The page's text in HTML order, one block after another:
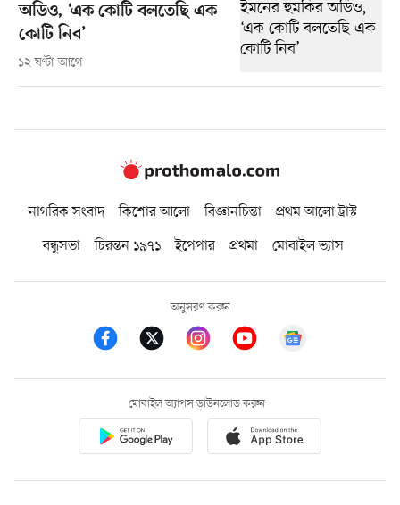
অডিও, ‘এক কোটি বলতেছি এক
কোটি নিব’
১২ ঘণ্টা আগে
নাগরিক সংবাদ কিশোর আলো বিজ্ঞানচিন্তা
প্রথম আলো ট্রাস্ট
বন্ধুসভা
চিরন্তন ১৯৭১ ইপেপার প্রথমা মোবাইল ভ্যাস
অনুসরণ করুন
মোবাইল অ্যাপস ডাউনলোড করুন